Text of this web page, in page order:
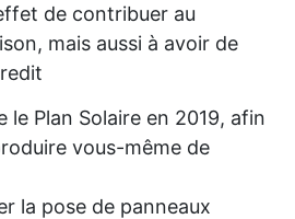
de contribuer au
mais aussi à avoir de
le Plan Solaire en 2019, afin
vous-même de
la pose de panneaux